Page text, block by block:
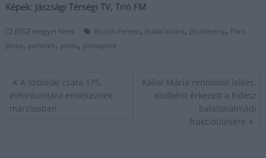
Képek: Jászsági Térségi TV, Trió FM
JNSZ megyei hírek Bozsik Ferenc, budai lóránt, Jászberény, Pócs
János, portelek, posta, postapont
Bejegyzés
navigáció
A szolnoki csata 175.
évfordulójára emlékeznek
márciusban
Kállai Mária rendkívül lelkes,
elsőként érkezett a Fidesz
balatonalmádi
frakcióülésére